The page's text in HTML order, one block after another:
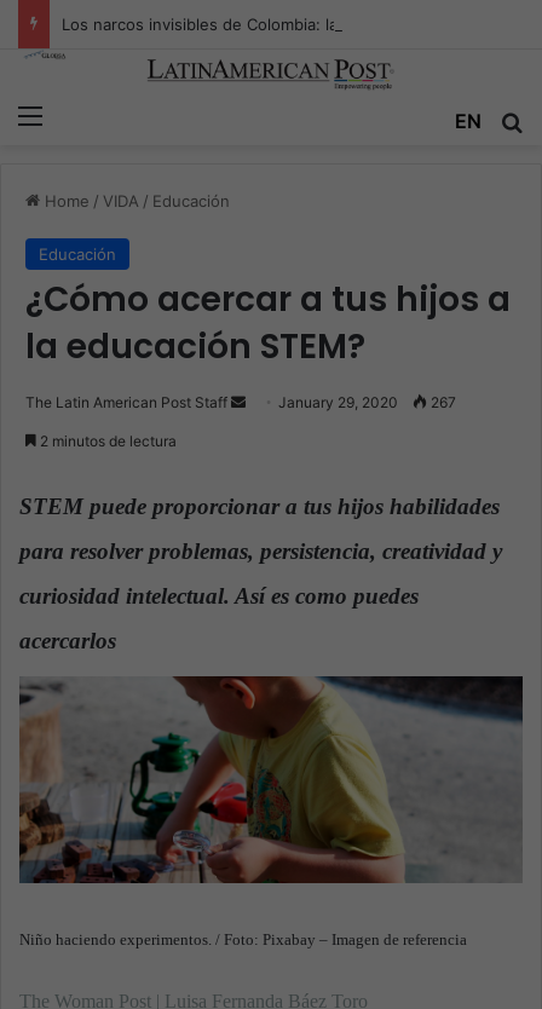
EN
Home / VIDA / Educación
Educación
¿Cómo acercar a tus hijos a
la educación STEM?
The Latin American Post Staff
a
n
m
l
January 29, 2020 267
2 minutos de lectura
STEM puede proporcionar a tus hijos habilidades
para resolver problemas, persistencia, creatividad y
curiosidad intelectual. Así es como puedes
acercarlos
Niño haciendo experimentos. / Foto: Pixabay – Imagen de referencia
The Woman Post | Luisa Fernanda Báez Toro